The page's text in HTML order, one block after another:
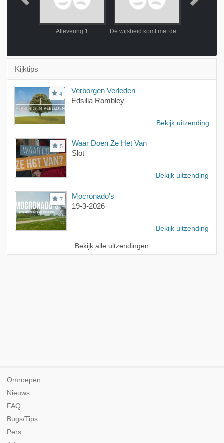
Aflevering 1 De wijsheid komt met de jaren: Sjaak Swart
Kijktips
4
Verborgen Verleden
Edsilia Rombley
Bekijk uitzending
5
Waar Doen Ze Het Van
Slot
Bekijk uitzending
7
Mocronado's
19-3-2026
Bekijk uitzending
Bekijk alle uitzendingen
Omroepen
Nieuws
FAQ
Bugs/Tips
Pers